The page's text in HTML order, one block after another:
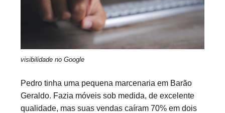
visibilidade no Google
Pedro tinha uma pequena marcenaria em Barão
Geraldo. Fazia móveis sob medida, de excelente
qualidade, mas suas vendas caíram 70% em dois